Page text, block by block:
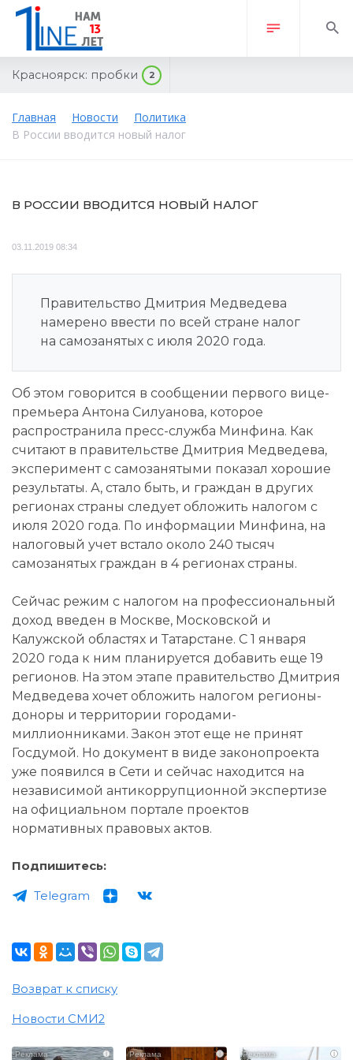
Красноярск: пробки 2
Главная Новости
Политика
В России вводится новый налог
В РОССИИ ВВОДИТСЯ НОВЫЙ НАЛОГ
03.11.2019 08:34
Правительство Дмитрия Медведева
намерено ввести по всей стране налог
на самозанятых с июля 2020 года.
Об этом говорится в сообщении первого вице-
премьера Антона Силуанова, которое
распространила пресс-служба Минфина. Как
считают в правительстве Дмитрия Медведева,
эксперимент с самозанятыми показал хорошие
результаты. А, стало быть, и граждан в других
регионах страны следует обложить налогом с
июля 2020 года. По информации Минфина, на
налоговый учет встало около 240 тысяч
самозанятых граждан в 4 регионах страны.
Сейчас режим с налогом на профессиональный
доход введен в Москве, Московской и
Калужской областях и Татарстане. С 1 января
2020 года к ним планируется добавить еще 19
регионов. На этом этапе правительство Дмитрия
Медведева хочет обложить налогом регионы-
доноры и территории городами-
миллионниками. Закон этот еще не принят
Госдумой. Но документ в виде законопроекта
уже появился в Сети и сейчас находится на
независимой антикоррупционной экспертизе
на официальном портале проектов
нормативных правовых актов.
Подпишитесь:
Telegram
Возврат к списку
Новости СМИ2
i i i